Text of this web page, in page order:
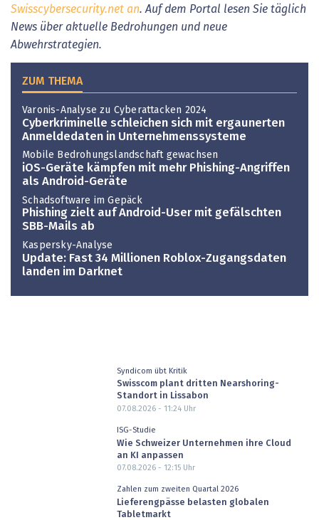
Swisscybersecurity.net an. Auf dem Portal lesen Sie täglich
News über aktuelle Bedrohungen und neue
Abwehrstrategien.
ZUM THEMA
Varonis-Analyse zu Cyberattacken 2024
Cyberkriminelle schleichen sich mit ergaunerten
Anmeldedaten in Unternehmenssysteme
Mobile Bedrohungslandschaft gewachsen
iOS-Geräte kämpfen mit mehr Phishing-Angriffen
als Android-Geräte
Schadsoftware im Gepäck
Phishing zielt auf Android-User mit gefälschten
SBB-Mails ab
Kaspersky-Analyse
Update: Fast 34 Millionen Roblox-Zugangsdaten
landen im Darknet
Syndicom übt Kritik
Swisscom plant dritten Nearshoring-
Standort in Lissabon
07.08.2026 - 11:24Uhr
ISG-Studie
Wie Schweizer Unternehmen ihre Cloud
an KI anpassen
07.08.2026 - 12:15Uhr
Zahlen zum zweiten Quartal 2026
Lieferengpässe belasten globalen
Tabletmarkt